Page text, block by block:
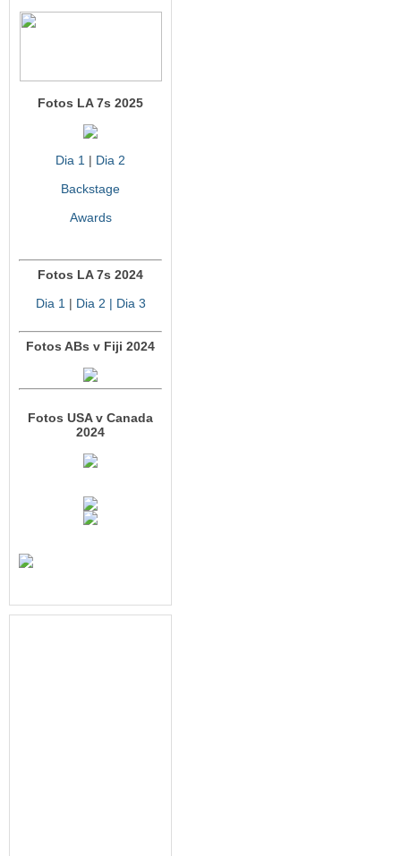
Fotos LA 7s 2025
Dia 1 | Dia 2
Backstage
Awards
Fotos LA 7s 2024
Dia 1 | Dia 2 | Dia 3
Fotos ABs v Fiji 2024
Fotos USA v Canada
2024